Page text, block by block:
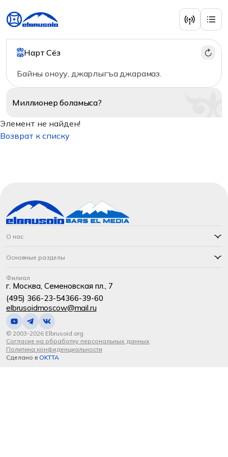
Нарт Сёз
Байны оноуу, джарлыгъа джарамаз.
Миллионерболамыса?
Элемент не найден!
Возврат к списку
О нас
Основные разделы
Филиал
г. Москва, Семеновская пл., 7
(495) 366-23-54366-39-60
elbrusoidmoscow@mail.ru
© 2003-2026 Elbrusoid.org
Согласие на обработку персональных данных
Политика конфиденциальности
Сделано в OKTTA